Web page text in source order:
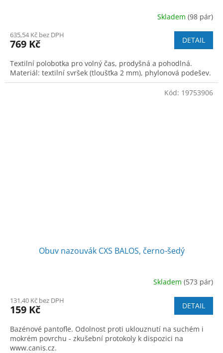
Skladem (98 pár)
635,54 Kč bez DPH
769 Kč DETAIL
Textilní polobotka pro volný čas, prodyšná a pohodlná.
Materiál: textilní svršek (tloušťka 2 mm), phylonová podešev.
Obuv nazouvák CXS BALOS, černo-šedý
Skladem (573 pár)
131,40 Kč bez DPH
159 Kč DETAIL
Bazénové pantofle. Odolnost proti uklouznutí na suchém i
mokrém povrchu - zkušební protokoly k dispozici na
www.canis.cz.
Kód: 19753906